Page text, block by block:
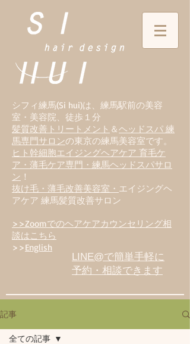
シフィ練馬(Si hui)は、 練馬駅前の美容
室・美容院、徒歩１分
髪質改善トリートメント ＆ヘッドスパ 練
馬専門サロンの東京の練馬美容室です。
ヒト幹細胞エイジングヘアケア 育毛ケ
ア・薄毛ケア専門・練馬ヘッドスパサロ
ン ！
抜け毛・薄毛改善美容室・ エイジングヘ
アケア 練馬髪質改善サロン
>>Zoomでのヘアケアカウンセリング相
談はこちら
>>English
LINE@で簡単手軽に
予約・相談できます
記事
全ての記事